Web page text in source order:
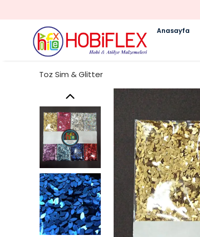
Anasayfa
Toz Sim & Glitter